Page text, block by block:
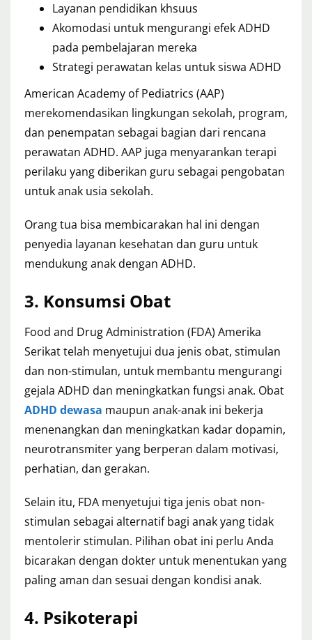
Layanan pendidikan khsuus
Akomodasi untuk mengurangi efek ADHD
pada pembelajaran mereka
Strategi perawatan kelas untuk siswa ADHD
American Academy of Pediatrics (AAP)
merekomendasikan lingkungan sekolah, program,
dan penempatan sebagai bagian dari rencana
perawatan ADHD. AAP juga menyarankan terapi
perilaku yang diberikan guru sebagai pengobatan
untuk anak usia sekolah.
Orang tua bisa membicarakan hal ini dengan
penyedia layanan kesehatan dan guru untuk
mendukung anak dengan ADHD.
3. Konsumsi Obat
Food and Drug Administration (FDA) Amerika
Serikat telah menyetujui dua jenis obat, stimulan
dan non-stimulan, untuk membantu mengurangi
gejala ADHD dan meningkatkan fungsi anak. Obat
ADHD dewasa maupun anak-anak ini bekerja
menenangkan dan meningkatkan kadar dopamin,
neurotransmiter yang berperan dalam motivasi,
perhatian, dan gerakan.
Selain itu, FDA menyetujui tiga jenis obat non-
stimulan sebagai alternatif bagi anak yang tidak
mentolerir stimulan. Pilihan obat ini perlu Anda
bicarakan dengan dokter untuk menentukan yang
paling aman dan sesuai dengan kondisi anak.
4. Psikoterapi